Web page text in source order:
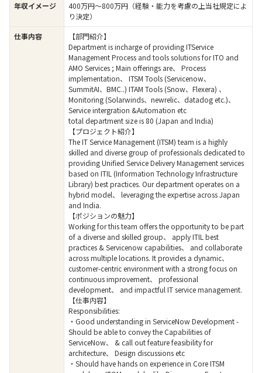
年収イメージ
400万円〜800万円（経験・能力を考慮の上当社規定によ
り決定）
仕事内容
【部門紹介】
Department is incharge of providing ITService
Management Process and tools solutions for ITO and
AMO Services ; Main offerings are、 Process
implementation、 ITSM Tools (Servicenow、
SummitAI、BMC..) ITAM Tools (Snow、Flexera) 、
Monitoring (Solarwinds、newrelic、datadog etc.)、
Service intergration &Automation etc
total department size is 80 (Japan and India)
【プロジェクト紹介】
The IT Service Management (ITSM) team is a highly
skilled and diverse group of professionals dedicated to
providing Unified Service Delivery Management services
based on ITIL (Information Technology Infrastructure
Library) best practices. Our department operates on a
hybrid model、 leveraging the expertise across Japan
and India.
【ポジションの魅力】
Working for this team offers the opportunity to be part
of a diverse and skilled group、 apply ITIL best
practices & Servicenow capabilities、 and collaborate
across multiple locations. It provides a dynamic、
customer-centric environment with a strong focus on
continuous improvement、 professional
development、 and impactful IT service management.
【仕事内容】
Responsibilities:
・Good understanding in ServiceNow Development -
Should be able to convey the Capabilities of
ServiceNow、 & call out feature feasibility for
architecture、 Design discussions etc
・Should have hands on experience in Core ITSM